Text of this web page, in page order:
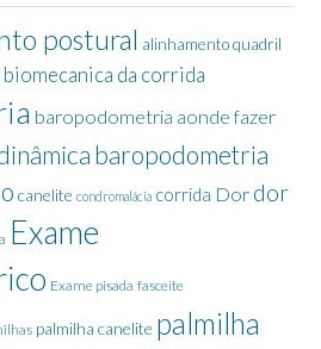
postural alinhamento quadril
da corrida
baropodometria aonde fazer
baropodometria
canelite condromalácia corrida Dor dor
Exame
Exame pisada fasceite
palmilha canelite palmilha